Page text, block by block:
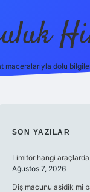
maceralarıyla dolu
SON YAZILAR
Limitör hangi
Ağustos 7, 2026
Diş macunu asidik mi